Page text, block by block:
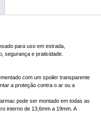
para uso em estrada,
segurança e praticidade.
com um spoiler transparente
a proteção contra o ar ou a
pode ser montado em todas as
interno de 13,6mm a 19mm. A